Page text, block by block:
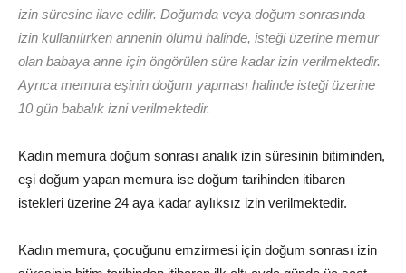
izin süresine ilave edilir. Doğumda veya doğum sonrasında
izin kullanılırken annenin ölümü halinde, isteği üzerine memur
olan babaya anne için öngörülen süre kadar izin verilmektedir.
Ayrıca memura eşinin doğum yapması halinde isteği üzerine
10 gün babalık izni verilmektedir.
Kadın memura doğum sonrası analık izin süresinin bitiminden,
eşi doğum yapan memura ise doğum tarihinden itibaren
istekleri üzerine 24 aya kadar aylıksız izin verilmektedir.
Kadın memura, çocuğunu emzirmesi için doğum sonrası izin